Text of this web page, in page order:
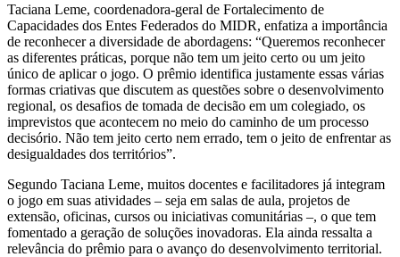
Taciana Leme, coordenadora-geral de Fortalecimento de
Capacidades dos Entes Federados do MIDR, enfatiza a importância
de reconhecer a diversidade de abordagens: “Queremos reconhecer
as diferentes práticas, porque não tem um jeito certo ou um jeito
único de aplicar o jogo. O prêmio identifica justamente essas várias
formas criativas que discutem as questões sobre o desenvolvimento
regional, os desafios de tomada de decisão em um colegiado, os
imprevistos que acontecem no meio do caminho de um processo
decisório. Não tem jeito certo nem errado, tem o jeito de enfrentar as
desigualdades dos territórios”.
Segundo Taciana Leme, muitos docentes e facilitadores já integram
o jogo em suas atividades – seja em salas de aula, projetos de
extensão, oficinas, cursos ou iniciativas comunitárias –, o que tem
fomentado a geração de soluções inovadoras. Ela ainda ressalta a
relevância do prêmio para o avanço do desenvolvimento territorial.